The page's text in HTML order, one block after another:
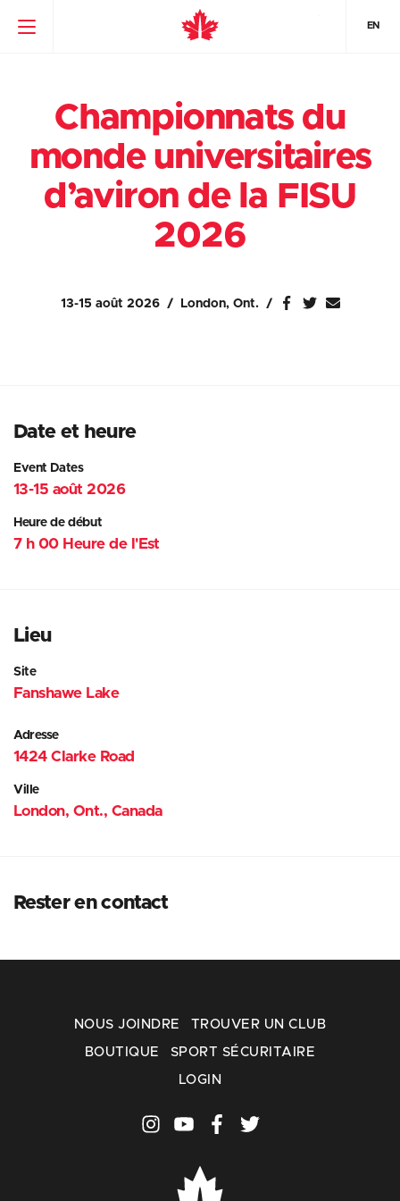
EN
Championnats du
monde universitaires
d’aviron de la FISU
2026
13-15 août 2026 London, Ont.
Date et heure
Event Dates
13-15 août 2026
Heure de début
7 h 00 Heure de l'Est
Lieu
Site
Fanshawe Lake
Adresse
1424 Clarke Road
Ville
London, Ont., Canada
Rester en contact
NOUS JOINDRE TROUVER UN CLUB
BOUTIQUE SPORT SÉCURITAIRE
LOGIN